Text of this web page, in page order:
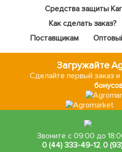
Средства защиты
Как сделать заказ?
Поставщикам
Загружайте
Сделайте первый заказ и
Звоните с 09:00 до
0 (44) 333-49-12,0